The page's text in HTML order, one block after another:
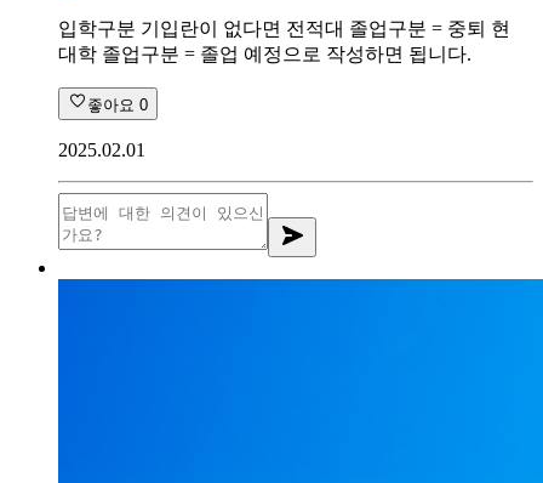
입학구분 기입란이 없다면 전적대 졸업구분 = 중퇴 현
대학 졸업구분 = 졸업 예정으로 작성하면 됩니다.
좋아요 0
2025.02.01